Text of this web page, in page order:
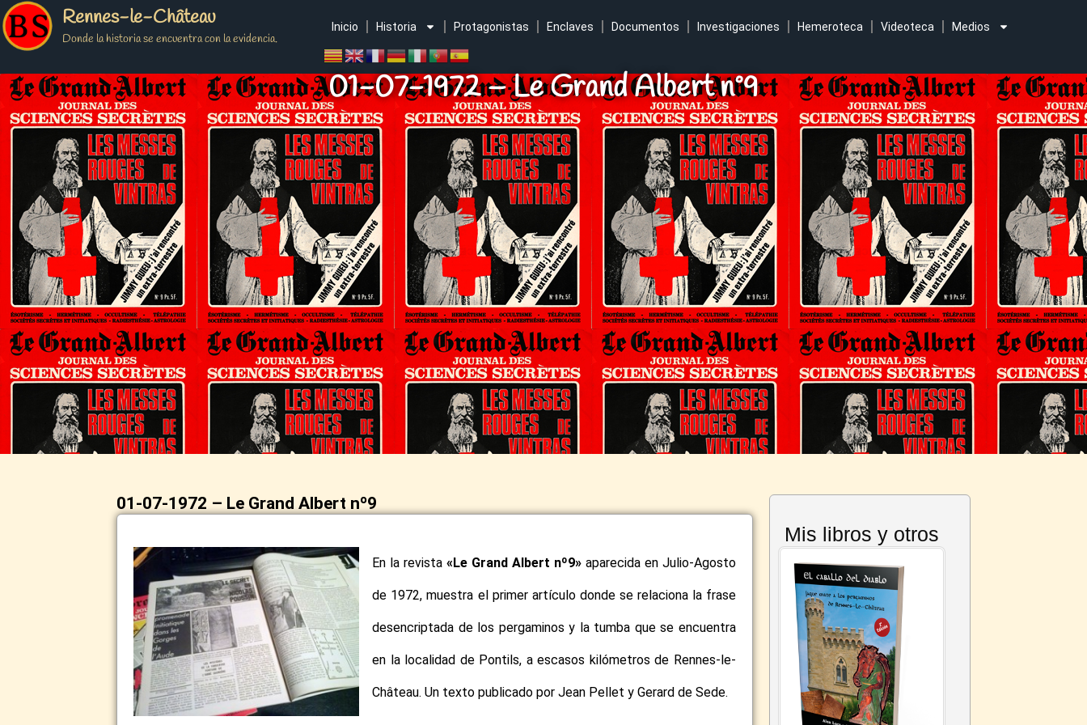
Rennes-le-Château
Donde la historia se encuentra con la evidencia.
Inicio Historia Protagonistas Enclaves Documentos Investigaciones Hemeroteca Videoteca Medios
01-07-1972 – Le Grand Albert nº9
01-07-1972 – Le Grand Albert nº9
En la revista«Le Grand Albert nº9» aparecida en Julio-Agosto
de 1972, muestra el primer artículo donde se relaciona la frase
desencriptada de los pergaminos y la tumba que se encuentra
en la localidad de Pontils, a escasos kilómetros de Rennes-le-
Château. Un texto publicado por Jean Pellet y Gerard de Sede.
Mis libros y otros